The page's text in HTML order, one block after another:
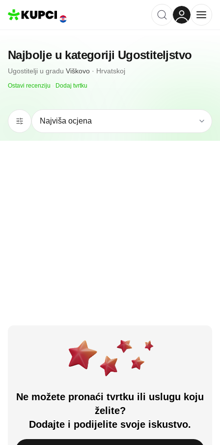
Najbolje u kategoriji Ugostiteljstvo
Ugostitelji u gradu Viškovo · Hrvatskoj
Ostavi recenziju · Dodaj tvrtku
Ne možete pronaći tvrtku ili uslugu koju
želite?
Dodajte i podijelite svoje iskustvo.